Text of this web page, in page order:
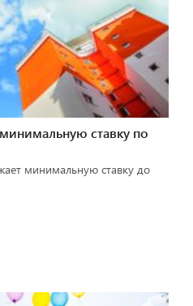
ставку по
минимальную ставку до